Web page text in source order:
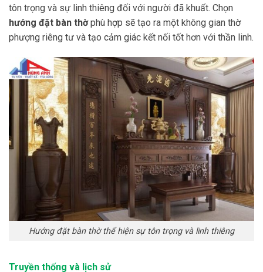
tôn trọng và sự linh thiêng đối với người đã khuất. Chọn
hướng đặt bàn thờphù hợp sẽ tạo ra một không gian thờ
phượng riêng tư và tạo cảm giác kết nối tốt hơn với thần linh.
Hướng đặt bàn thờ thể hiện sự tôn trọng và linh thiêng
Truyền thống và lịch sử